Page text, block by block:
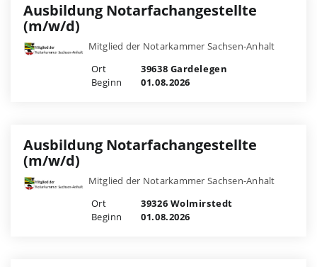
Ausbildung Notarfachangestellte
(m/w/d)
Mitglied der Notarkammer Sachsen-Anhalt
Ort
39638 Gardelegen
Beginn
01.08.2026
Ausbildung Notarfachangestellte
(m/w/d)
Mitglied der Notarkammer Sachsen-Anhalt
Ort
39326 Wolmirstedt
Beginn
01.08.2026